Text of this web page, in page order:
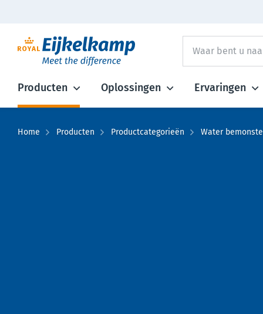
Producten Oplossingen Ervaringen
Home Producten Productcategorieën Water